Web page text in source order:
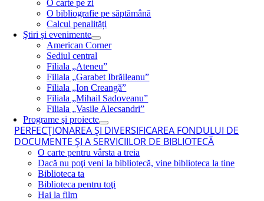
O carte pe zi
O bibliografie pe săptămână
Calcul penalități
Ştiri şi evenimente
American Corner
Sediul central
Filiala „Ateneu”
Filiala „Garabet Ibrăileanu”
Filiala „Ion Creangă”
Filiala „Mihail Sadoveanu”
Filiala „Vasile Alecsandri”
Programe şi proiecte
PERFECŢIONAREA ŞI DIVERSIFICAREA FONDULUI DE
DOCUMENTE ŞI A SERVICIILOR DE BIBLIOTECĂ
O carte pentru vârsta a treia
Dacă nu poţi veni la bibliotecă, vine biblioteca la tine
Biblioteca ta
Biblioteca pentru toţi
Hai la film